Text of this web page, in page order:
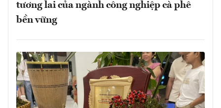
tương lai của ngành công nghiệp cà phê
bền vững